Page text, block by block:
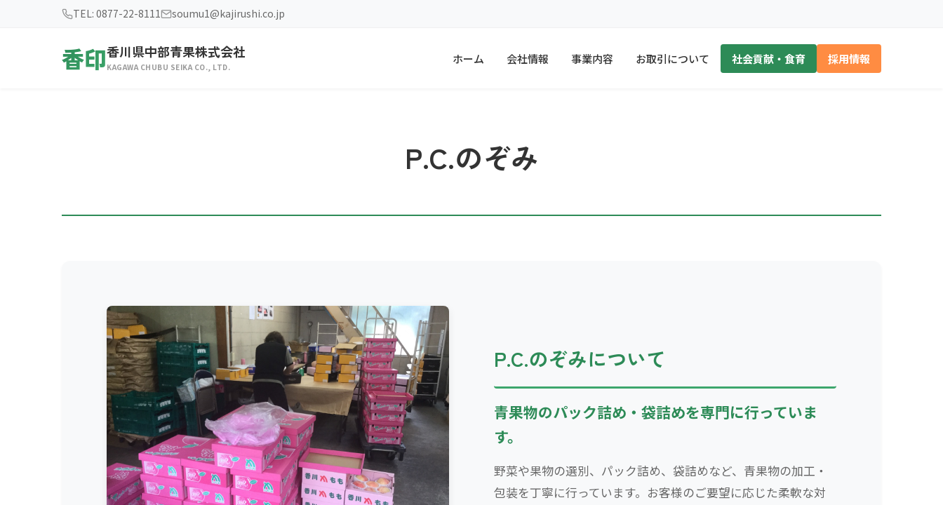
TEL: 0877-22-8111 soumu1@kajirushi.co.jp
香印香川県中部青果株式会社
KAGAWA CHUBU SEIKA CO., LTD.
ホーム 会社情報 事業内容 お取引について 社会貢献・食育 採用情報
P.C.のぞみ
P.C.のぞみについて
青果物のパック詰め・袋詰めを専門に行っていま
す。
野菜や果物の選別、パック詰め、袋詰めなど、青果物の加工・
包装を丁寧に行っています。お客様のご要望に応じた柔軟な対